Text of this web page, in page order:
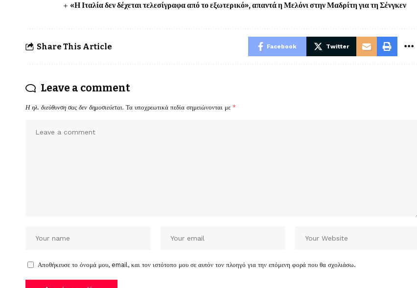
«Η Ιταλία δεν δέχεται τελεσίγραφα από το εξωτερικό», απαντά η Μελόνι στην Μαδρίτη για τη Σένγκεν
Share This Article Facebook Twitter
Leave a comment
Η ηλ. διεύθυνση σας δεν δημοσιεύεται. Τα υποχρεωτικά πεδία σημειώνονται με *
Αποθήκευσε το όνομά μου, email, και τον ιστότοπο μου σε αυτόν τον πλοηγό για την επόμενη φορά που θα σχολιάσω.